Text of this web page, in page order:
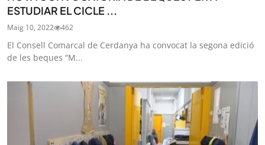
ESTUDIAR EL CICLE ...
Maig 10, 2022 462
El Consell Comarcal de Cerdanya ha convocat la segona edició
de les beques “M...